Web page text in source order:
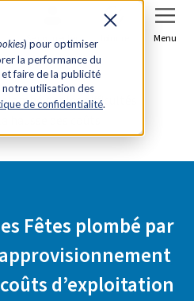
) pour optimiser
la performance du
faire de la publicité
notre utilisation des
de confidentialité.
Se connecter Menu
par les difficultés
Fêtes plombé par
d’exploitation